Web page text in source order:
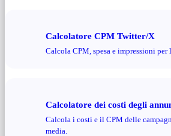
Calcolatore CPM Twitter/X
Calcola CPM, spesa e impressioni per
Calcolatore dei costi degli
Calcola i costi e il CPM delle
media.